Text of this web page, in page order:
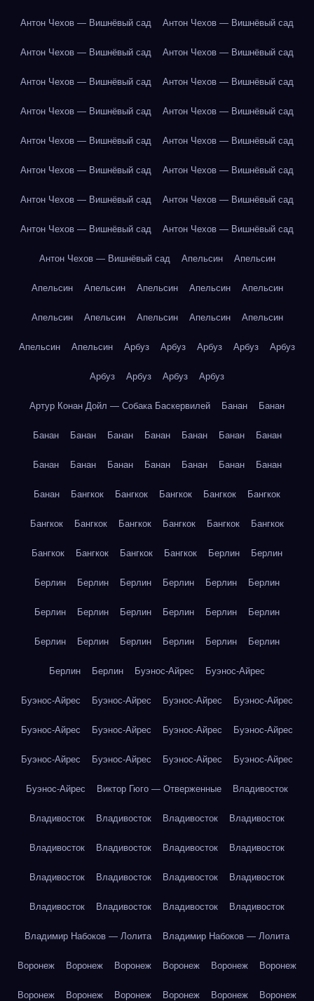
Антон Чехов — Вишнёвый сад Антон Чехов — Вишнёвый сад
Антон Чехов — Вишнёвый сад Антон Чехов — Вишнёвый сад
Антон Чехов — Вишнёвый сад Антон Чехов — Вишнёвый сад
Антон Чехов — Вишнёвый сад Антон Чехов — Вишнёвый сад
Антон Чехов — Вишнёвый сад Антон Чехов — Вишнёвый сад
Антон Чехов — Вишнёвый сад Антон Чехов — Вишнёвый сад
Антон Чехов — Вишнёвый сад Антон Чехов — Вишнёвый сад
Антон Чехов — Вишнёвый сад Антон Чехов — Вишнёвый сад
Антон Чехов — Вишнёвый сад Апельсин Апельсин
Апельсин Апельсин Апельсин Апельсин Апельсин
Апельсин Апельсин Апельсин Апельсин Апельсин
Апельсин Апельсин Арбуз Арбуз Арбуз Арбуз Арбуз
Арбуз Арбуз Арбуз Арбуз
Артур Конан Дойл — Собака Баскервилей Банан Банан
Банан Банан Банан Банан Банан Банан Банан
Банан Банан Банан Банан Банан Банан Банан
Банан Бангкок Бангкок Бангкок Бангкок Бангкок
Бангкок Бангкок Бангкок Бангкок Бангкок Бангкок
Бангкок Бангкок Бангкок Бангкок Берлин Берлин
Берлин Берлин Берлин Берлин Берлин Берлин
Берлин Берлин Берлин Берлин Берлин Берлин
Берлин Берлин Берлин Берлин Берлин Берлин
Берлин Берлин Буэнос-Айрес Буэнос-Айрес
Буэнос-Айрес Буэнос-Айрес Буэнос-Айрес Буэнос-Айрес
Буэнос-Айрес Буэнос-Айрес Буэнос-Айрес Буэнос-Айрес
Буэнос-Айрес Буэнос-Айрес Буэнос-Айрес Буэнос-Айрес
Буэнос-Айрес Виктор Гюго — Отверженные Владивосток
Владивосток Владивосток Владивосток Владивосток
Владивосток Владивосток Владивосток Владивосток
Владивосток Владивосток Владивосток Владивосток
Владивосток Владивосток Владивосток Владивосток
Владимир Набоков — Лолита Владимир Набоков — Лолита
Воронеж Воронеж Воронеж Воронеж Воронеж Воронеж
Воронеж Воронеж Воронеж Воронеж Воронеж Воронеж